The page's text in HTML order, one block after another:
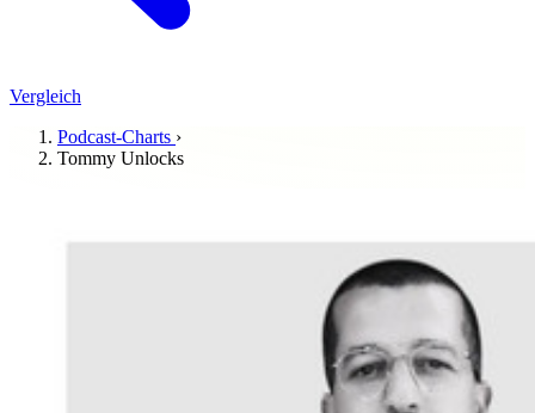
Vergleich
Podcast-Charts ›
Tommy Unlocks